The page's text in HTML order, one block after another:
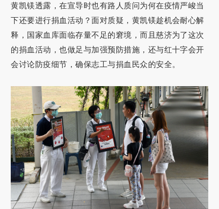
黄凯镁透露，在宣导时也有路人质问为何在疫情严峻当
下还要进行捐血活动？面对质疑，黄凯镁趁机会耐心解
释，国家血库面临存量不足的窘境，而且慈济为了这次
的捐血活动，也做足与加强预防措施，还与红十字会开
会讨论防疫细节，确保志工与捐血民众的安全。